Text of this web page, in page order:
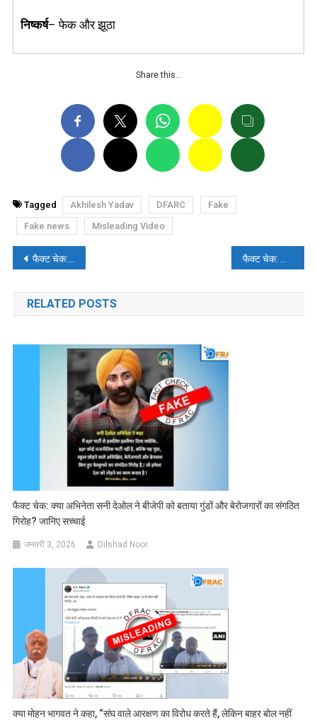
निष्कर्ष– फेक और झूठा
Share this…
Tagged Akhilesh Yadav DFARC
Fake
Fake news
Misleading Video
पोस्ट
नेविगेशन
फैक्ट चेक: क्या रमेश पोखरियाल निशंक की बेटी ने मुस्लिम युवक से शादी की? फैक्ट चेक: आरएसएस प्रमुख मोहन भागवत के साथ असदुद्दीन ओवैसी की मुलाक़ात की फर्जी तस्वीर वायरल
RELATED POSTS
फैक्ट चेक: क्या अभिनेता सनी देओल ने बीजेपी को बताया गुंडों और बेरोजगारों का संगठित
गिरोह? जानिए सच्चाई
जनवरी 3, 2026 Dilshad Noor
क्या मोहन भागवत ने कहा, “संघ वाले आरक्षण का विरोध करते हैं, लेकिन बाहर बोल नहीं